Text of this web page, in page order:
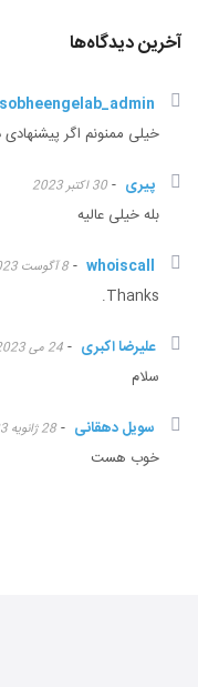
آخرین دیدگاه‌ها
sobheengelab_admin
خیلی ممنونم اگر پیشنهادی
پیری - 30 اکتبر 2023
بله خیلی عالیه
whoiscall
-8 آگوست 2023
Thanks.
علیرضا اکبری - 24 می 2023
سلام
سویل دهقانی -28 ژانویه 2023
خوب هست